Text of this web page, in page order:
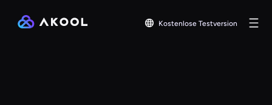
Kostenlose Testversion